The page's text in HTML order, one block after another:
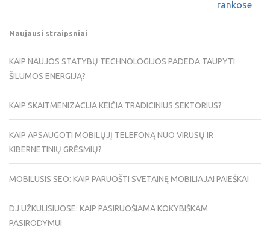
rankose
Naujausi straipsniai
KAIP NAUJOS STATYBŲ TECHNOLOGIJOS PADEDA TAUPYTI
ŠILUMOS ENERGIJĄ?
KAIP SKAITMENIZACIJA KEIČIA TRADICINIUS SEKTORIUS?
KAIP APSAUGOTI MOBILŲJĮ TELEFONĄ NUO VIRUSŲ IR
KIBERNETINIŲ GRĖSMIŲ?
MOBILUSIS SEO: KAIP PARUOŠTI SVETAINĘ MOBILIAJAI PAIEŠKAI
DJ UŽKULISIUOSE: KAIP PASIRUOŠIAMA KOKYBIŠKAM
PASIRODYMUI